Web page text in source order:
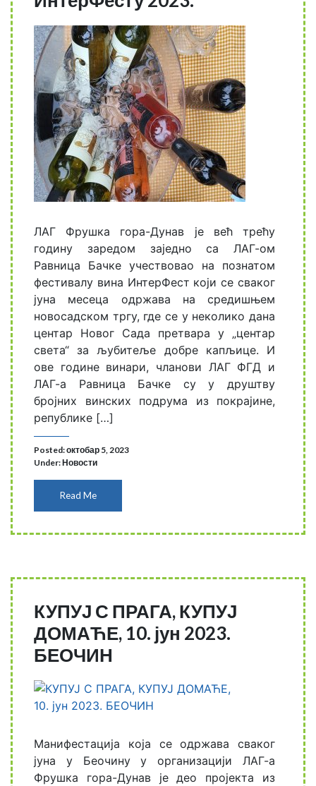
ЛАГ Фрушка гора-Дунав је већ трећу
годину заредом заједно са ЛАГ-ом
Равница Бачке учествовао на познатом
фестивалу вина ИнтерФест који се сваког
јуна месеца одржава на средишњем
новосадском тргу, где се у неколико дана
центар Новог Сада претвара у „центар
света“ за љубитеље добре капљице. И
ове године винари, чланови ЛАГ ФГД и
ЛАГ-а Равница Бачке су у друштву
бројних винских подрума из покрајине,
републике […]
Posted: октобар 5, 2023
Under:Новости
Read Me
КУПУЈ С ПРАГА, КУПУЈ
ДОМАЋЕ, 10. јун 2023.
БЕОЧИН
Манифестација која се одржава сваког
јуна у Беочину у организацији ЛАГ-а
Фрушка гора-Дунав је део пројекта из